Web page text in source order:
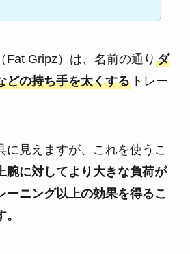
Fat Gripz）は、名前の通り ダ
どの持ち手を太くするトレー
に見えますが、これを使うこ
腕に対してより大きな負荷が
ーニング以上の効果を得るこ